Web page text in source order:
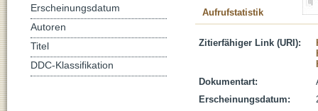
Aufrufstatistik
Zitierfähiger Link (URI):
Dokumentart:
Erscheinungsdatum:
Erscheinungsdatum
Autoren
Titel
DDC-Klassifikation